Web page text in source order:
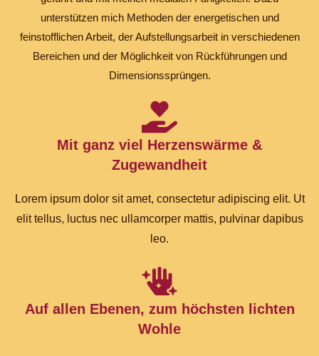
unterstützen mich Methoden der energetischen und
feinstofflichen Arbeit, der Aufstellungsarbeit in verschiedenen
Bereichen und der Möglichkeit von Rückführungen und
Dimensionssprüngen.
Mit ganz viel Herzenswärme &
Zugewandheit
Lorem ipsum dolor sit amet, consectetur adipiscing elit. Ut
elit tellus, luctus nec ullamcorper mattis, pulvinar dapibus
leo.
Auf allen Ebenen, zum höchsten lichten
Wohle